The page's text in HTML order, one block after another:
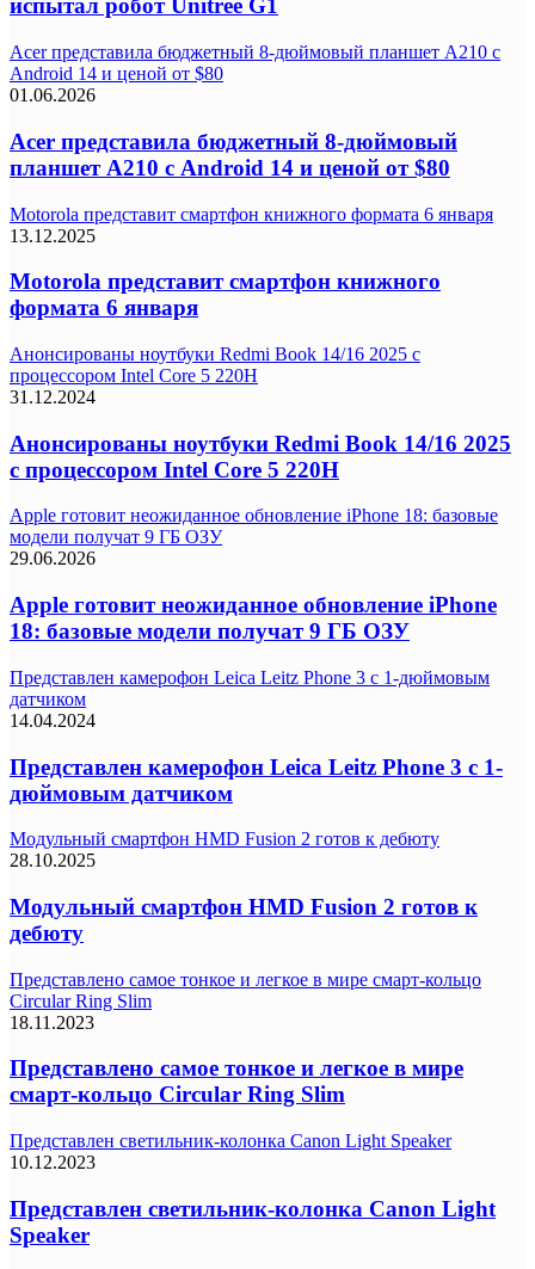
испытал робот Unitree G1
Acer представила бюджетный 8-дюймовый планшет A210 с
Android 14 и ценой от $80
01.06.2026
Acer представила бюджетный 8-дюймовый
планшет A210 с Android 14 и ценой от $80
Motorola представит смартфон книжного формата 6 января
13.12.2025
Motorola представит смартфон книжного
формата 6 января
Анонсированы ноутбуки Redmi Book 14/16 2025 с
процессором Intel Core 5 220H
31.12.2024
Анонсированы ноутбуки Redmi Book 14/16 2025
с процессором Intel Core 5 220H
Apple готовит неожиданное обновление iPhone 18: базовые
модели получат 9 ГБ ОЗУ
29.06.2026
Apple готовит неожиданное обновление iPhone
18: базовые модели получат 9 ГБ ОЗУ
Представлен камерофон Leica Leitz Phone 3 с 1-дюймовым
датчиком
14.04.2024
Представлен камерофон Leica Leitz Phone 3 с 1-
дюймовым датчиком
Модульный смартфон HMD Fusion 2 готов к дебюту
28.10.2025
Модульный смартфон HMD Fusion 2 готов к
дебюту
Представлено самое тонкое и легкое в мире смарт-кольцо
Circular Ring Slim
18.11.2023
Представлено самое тонкое и легкое в мире
смарт-кольцо Circular Ring Slim
Представлен светильник-колонка Canon Light Speaker
10.12.2023
Представлен светильник-колонка Canon Light
Speaker